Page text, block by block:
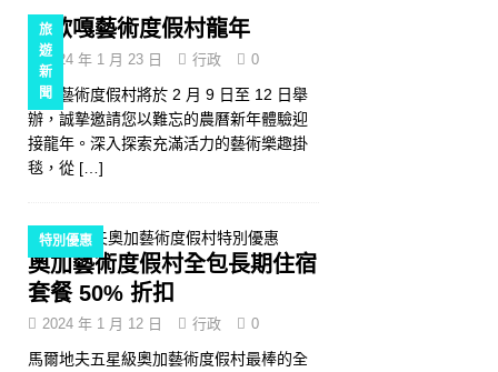
旅
遊
新
聞
歐嘎藝術度假村龍年
2024 年 1 月 23 日 行政 0
歐嘎藝術度假村將於 2 月 9 日至 12 日舉
辦，誠摯邀請您以難忘的農曆新年體驗迎
接龍年。深入探索充滿活力的藝術樂趣掛
毯，從 […]
特別優惠
奧加藝術度假村全包長期住宿
套餐 50% 折扣
2024 年 1 月 12 日 行政 0
馬爾地夫五星級奧加藝術度假村最棒的全